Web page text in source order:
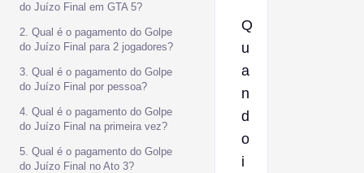
do Juízo Final em GTA 5?
2. Qual é o pagamento do Golpe
do Juízo Final para 2 jogadores?
3. Qual é o pagamento do Golpe
do Juízo Final por pessoa?
4. Qual é o pagamento do Golpe
do Juízo Final na primeira vez?
5. Qual é o pagamento do Golpe
do Juízo Final no Ato 3?
Q
u
a
n
d
o
i